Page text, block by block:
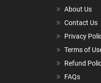
About Us
Contact Us
Privacy
Terms of
Refund
FAQs